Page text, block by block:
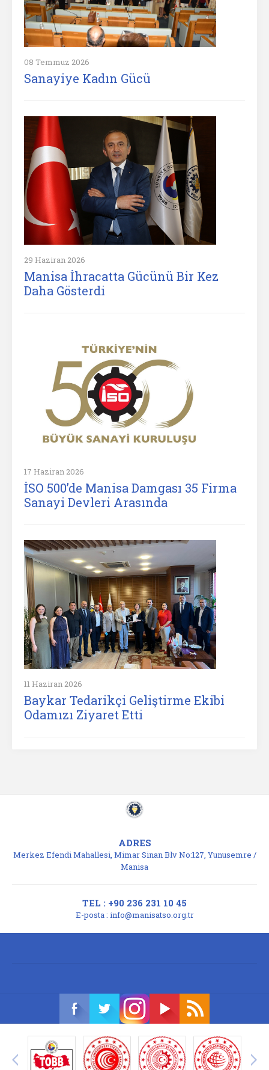
08 Temmuz 2026
Sanayiye Kadın Gücü
29 Haziran 2026
Manisa İhracatta Gücünü Bir Kez
Daha Gösterdi
17 Haziran 2026
İSO 500’de Manisa Damgası 35 Firma
Sanayi Devleri Arasında
11 Haziran 2026
Baykar Tedarikçi Geliştirme Ekibi
Odamızı Ziyaret Etti
ADRES
Merkez Efendi Mahallesi, Mimar Sinan Blv No:127, Yunusemre /
Manisa
TEL : +90 236 231 10 45
E-posta : info@manisatso.org.tr